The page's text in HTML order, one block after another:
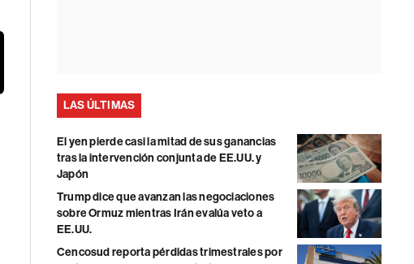
LAS ÚLTIMAS
El yen pierde casi la mitad de sus ganancias
tras la intervención conjunta de EE.UU. y
Japón
Trump dice que avanzan las negociaciones
sobre Ormuz mientras Irán evalúa veto a
EE.UU.
Cencosud reporta pérdidas trimestrales por